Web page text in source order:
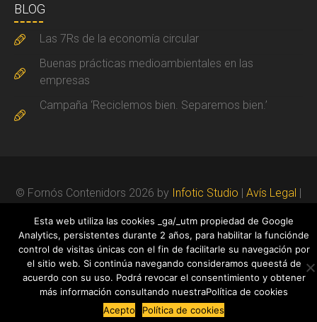
BLOG
Las 7Rs de la economía circular
Buenas prácticas medioambientales en las
empresas
Campaña ‘Reciclemos bien. Separemos bien.’
© Fornós Contenidors 2026 by Infotic Studio | Avís Legal |
Esta web utiliza las cookies _ga/_utm propiedad de Google
Analytics, persistentes durante 2 años, para habilitar la funciónde
control de visitas únicas con el fin de facilitarle su navegación por
el sitio web. Si continúa navegando consideramos queestá de
acuerdo con su uso. Podrá revocar el consentimiento y obtener
más información consultando nuestraPolítica de cookies
Acepto
Política de cookies